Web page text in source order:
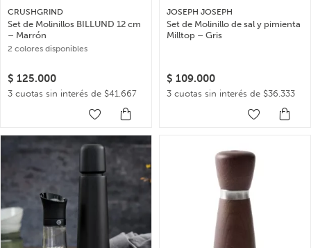
CRUSHGRIND
Set de Molinillos BILLUND 12 cm
– Marrón
2 colores disponibles
$ 125.000
3 cuotas sin interés de $41.667
JOSEPH JOSEPH
Set de Molinillo de sal y pimienta
Milltop – Gris
$ 109.000
3 cuotas sin interés de $36.333